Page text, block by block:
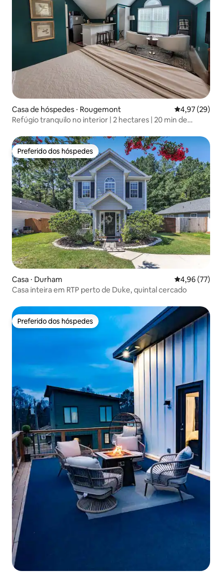
Casa de hóspedes ⋅ Rougemont 4,97 de uma
4,97 (29)
Refúgio tranquilo no interior | 2 hectares | 20 min de
Preferido dos hóspedes
Preferido dos hóspedes
Casa ⋅ Durham 4,96 de uma
4,96 (77)
Casa inteira em RTP perto de Duke, quintal cercado
Preferido dos hóspedes
Preferido dos hóspedes